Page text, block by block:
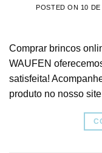
POSTED ON 10
Comprar brincos
WAUFEN
satisfeita!
produto no nosso